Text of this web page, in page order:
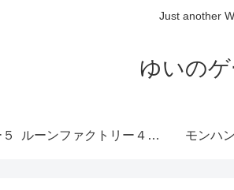
Just another
ゆいの
ルーンファクトリー４ SP モンハ